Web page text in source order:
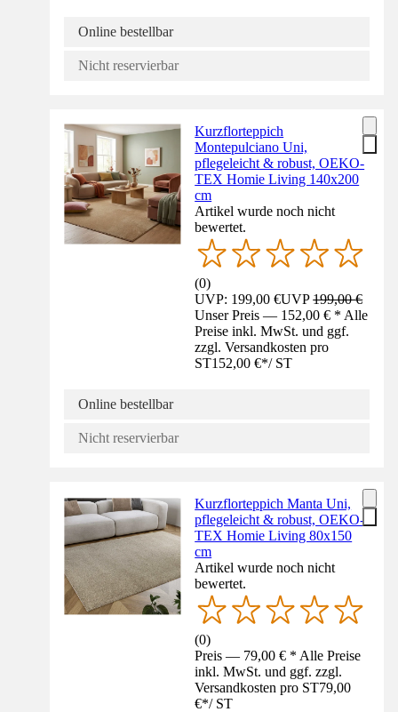
Online bestellbar
Nicht reservierbar
Kurzflorteppich
Montepulciano Uni,
pflegeleicht & robust, OEKO-
TEX Homie Living 140x200
cm
Artikel wurde noch nicht
bewertet.
(0)
UVP: 199,00 €UVP199,00 €
Unser Preis — 152,00 € * Alle
Preise inkl. MwSt. und ggf.
zzgl. Versandkosten pro
ST152,00 €*/ ST
Online bestellbar
Nicht reservierbar
Kurzflorteppich Manta Uni,
pflegeleicht & robust, OEKO-
TEX Homie Living 80x150
cm
Artikel wurde noch nicht
bewertet.
(0)
Preis — 79,00 € * Alle Preise
inkl. MwSt. und ggf. zzgl.
Versandkosten pro ST79,00
€*/ ST